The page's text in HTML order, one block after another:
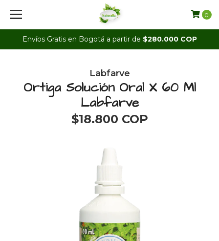
Envíos Gratis en Bogotá a partir de $280.000 COP
0
Labfarve
Ortiga Solución Oral X 60 Ml
Labfarve
$18.800 COP